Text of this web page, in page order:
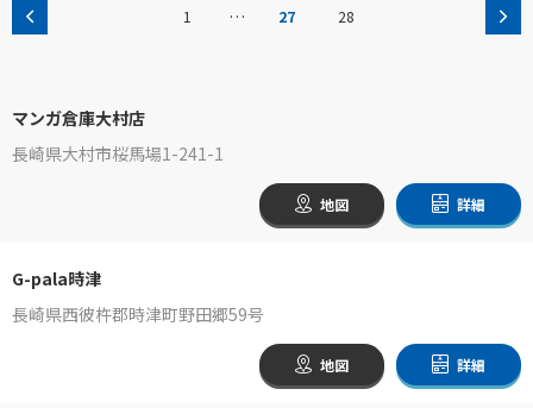
1 … 27 28
マンガ倉庫大村店
長崎県大村市桜馬場1-241-1
地図 詳細
G-pala時津
長崎県西彼杵郡時津町野田郷59号
地図 詳細